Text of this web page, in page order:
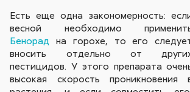
Есть еще одна закономерность:
весной необходимо
Бенорад на горохе, то его
вносить отдельно от
пестицидов. У этого препарата
высокая скорость проникновения